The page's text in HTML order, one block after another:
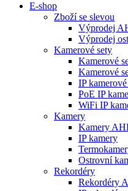
E-shop
Zboží se slevou
Výprodej
Výprodej
Kamerové sety
Kamerové
Kamerové
IP
PoE IP
WiFi IP
Kamery
Kamery
IP kamery
Ostrovní
Rekordéry
Rekordéry